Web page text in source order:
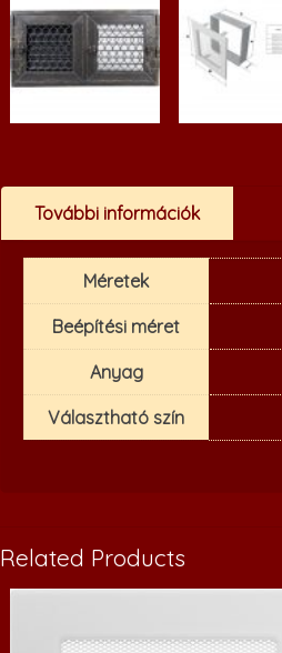
További információk
Méretek
Beépítési méret
Anyag
Választható szín
Related Products